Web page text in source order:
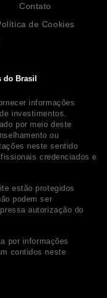
do Brasil
informações
investimentos.
por meio deste
ou
neste sentido
credenciados e
estão protegidos
podem ser
autorização do
por informações
contidos neste
Contato
de Cookies